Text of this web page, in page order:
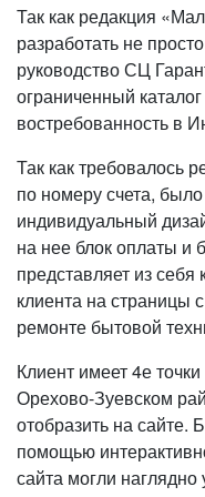
Так как редакция
разработать не
руководство СЦ
ограниченный
востребованность в
Так как требовалось
по номеру счета,
индивидуальный
на нее блок оплаты и
представляет из
клиента на страницы
ремонте бытовой
Клиент имеет 4е
Орехово-Зуевском
отобразить на сайте.
помощью
сайта могли